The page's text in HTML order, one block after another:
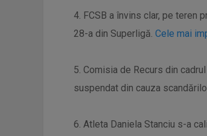
4. FCSB a învins clar, pe teren
28-a din Superligă. Cele mai
5. Comisia de Recurs din
suspendat din cauza
6. Atleta Daniela Stanciu s-a